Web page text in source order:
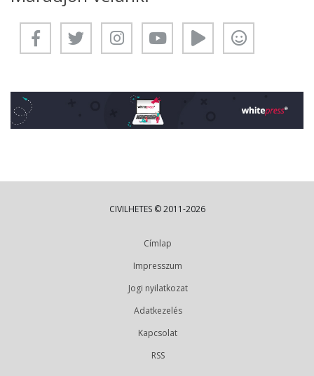
CIVILHETES © 2011-2026
Címlap
Impresszum
Jogi nyilatkozat
Adatkezelés
Kapcsolat
RSS